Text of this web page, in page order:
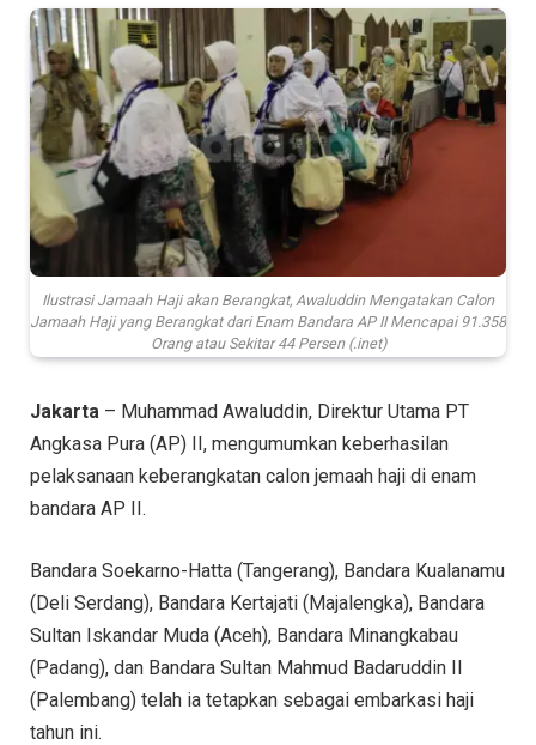
Ilustrasi Jamaah Haji akan Berangkat, Awaluddin Mengatakan Calon
Jamaah Haji yang Berangkat dari Enam Bandara AP II Mencapai 91.358
Orang atau Sekitar 44 Persen (.inet)
Jakarta – Muhammad Awaluddin, Direktur Utama PT
Angkasa Pura (AP) II, mengumumkan keberhasilan
pelaksanaan keberangkatan calon jemaah haji di enam
bandara AP II.
Bandara Soekarno-Hatta (Tangerang), Bandara Kualanamu
(Deli Serdang), Bandara Kertajati (Majalengka), Bandara
Sultan Iskandar Muda (Aceh), Bandara Minangkabau
(Padang), dan Bandara Sultan Mahmud Badaruddin II
(Palembang) telah ia tetapkan sebagai embarkasi haji
tahun ini.